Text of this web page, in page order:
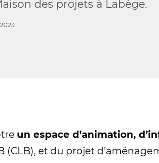
des projets à Labège.
un espace d’animation,
et du projet